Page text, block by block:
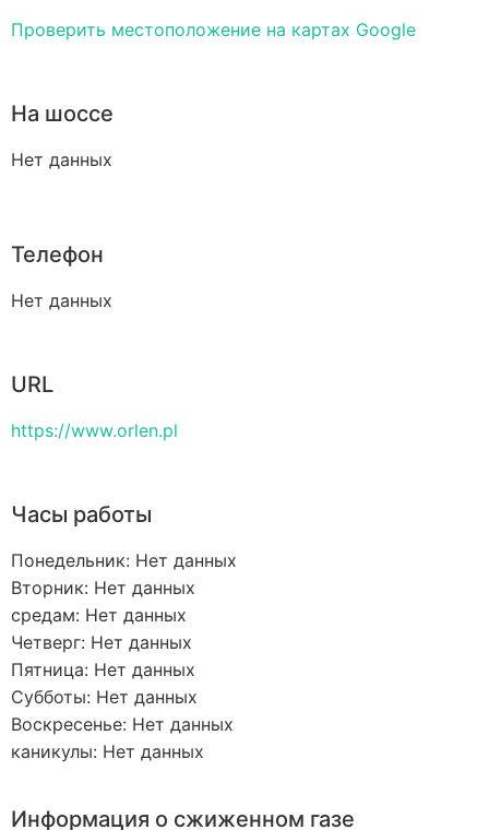
Проверить местоположение на картах Google
На шоссе
Нет данных
Телефон
Нет данных
URL
https://www.orlen.pl
Часы работы
Понедельник: Нет данных
Вторник: Нет данных
средам: Нет данных
Четверг: Нет данных
Пятница: Нет данных
Субботы: Нет данных
Воскресенье: Нет данных
каникулы: Нет данных
Информация о сжиженном газе